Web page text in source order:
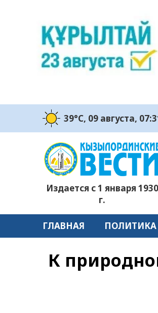
39°C, 09 августа,
Издается с 1 января 1930
г.
ГЛАВНАЯ ПОЛИТИКА
К